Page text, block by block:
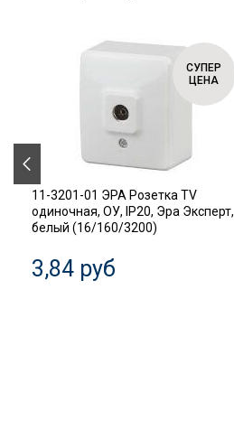
СУПЕР
ЦЕНА
11-3201-01 ЭРА Розетка TV
одиночная, ОУ, IP20, Эра Эксперт,
белый (16/160/3200)
3,84 руб